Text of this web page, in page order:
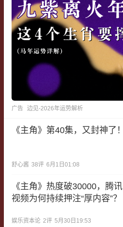
广告 边见-2026年运势解析
《主角》第40集，又封神了！
舒心酱 38评 6月1日01:08
《主角》热度破30000，腾讯
视频为何持续押注“厚内容”？
娱乐资本论 2评 5月30日19:53